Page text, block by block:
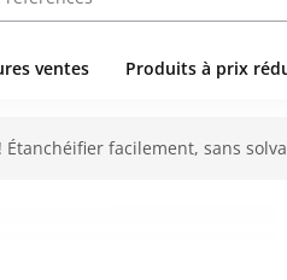
ventes Produits à prix
Étanchéifier facilement, sans